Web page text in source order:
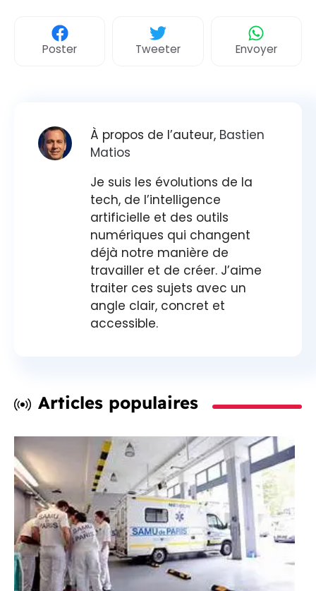
Poster Tweeter Envoyer
À propos de l’auteur, Bastien
Matios
Je suis les évolutions de la
tech, de l’intelligence
artificielle et des outils
numériques qui changent
déjà notre manière de
travailler et de créer. J’aime
traiter ces sujets avec un
angle clair, concret et
accessible.
Articles populaires